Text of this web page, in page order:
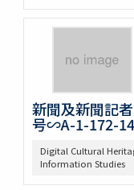
新聞及新聞記
号∽A-1-172-14
Digital Cultural
Information Studies